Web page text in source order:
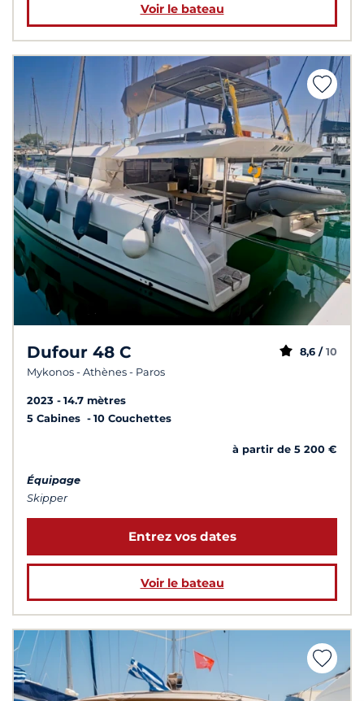
Voir le bateau
Dufour 48 C
Mykonos - Athènes - Paros
8,6 / 10
2023
14.7 mètres
5 Cabines
10 Couchettes
à partir de 5 200 €
Équipage
Skipper
Entrez vos dates
Voir le bateau